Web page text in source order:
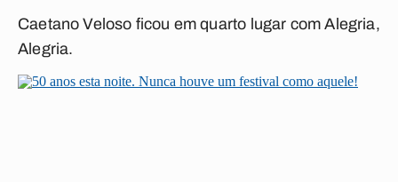
Caetano Veloso ficou em quarto lugar comAlegria,
Alegria.